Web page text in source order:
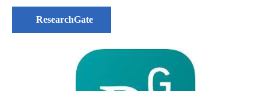
ResearchGate